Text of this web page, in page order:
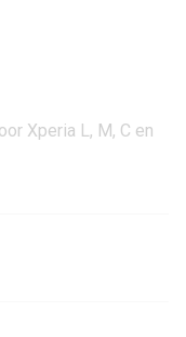
Xperia L, M, C en